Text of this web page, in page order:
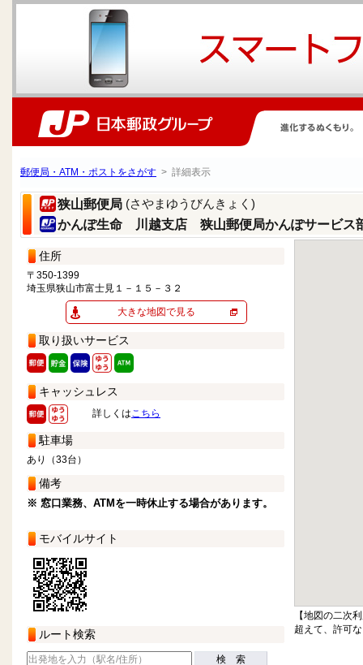
郵便局・ATM・ポストをさがす > 詳細表示
狭山郵便局 (さやまゆうびんきょく)
かんぽ生命 川越支店 狭山郵便局かんぽサービス
住所
〒350-1399
埼玉県狭山市富士見１－１５－３２
大きな地図で見る
取り扱いサービス
キャッシュレス
詳しくはこちら
駐車場
あり（33台）
備考
※ 窓口業務、ATMを一時休止する場合があります。
モバイルサイト
ルート検索
検 索
【地図の二次
超えて、許可